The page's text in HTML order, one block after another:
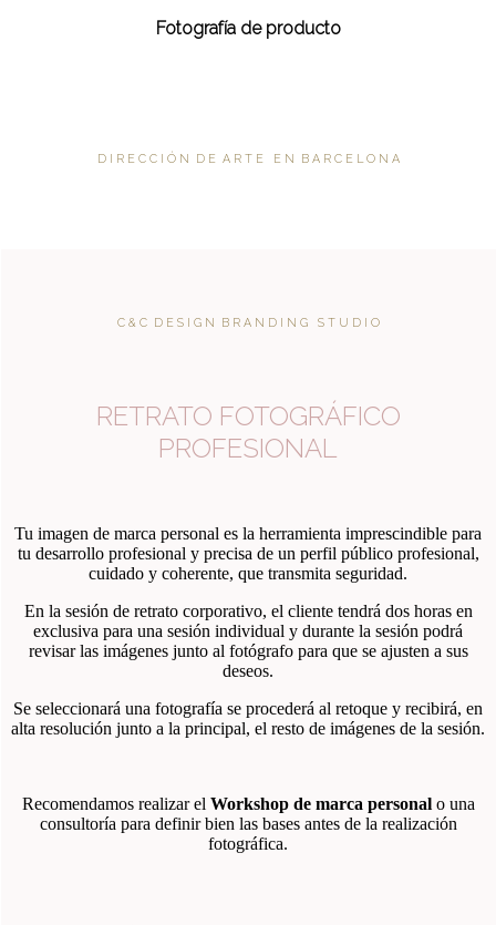
Fotografía de producto
D I R E C C I Ó N D E A R T E E N B A R C E L O N A
C & C D E S I G N B R A N D I N G S T U D I O
RETRATO FOTOGRÁFICO
PROFESIONAL
Tu imagen de marca personal es la herramienta imprescindible para
tu desarrollo profesional y precisa de un perfil público profesional,
cuidado y coherente, que transmita seguridad.
En la sesión de retrato corporativo, el cliente tendrá dos horas en
exclusiva para una sesión individual y durante la sesión podrá
revisar las imágenes junto al fotógrafo para que se ajusten a sus
deseos.
Se seleccionará una fotografía se procederá al retoque y recibirá, en
alta resolución junto a la principal, el resto de imágenes de la sesión.
Recomendamos realizar el Workshop de marca personalo una
consultoría para definir bien las bases antes de la realización
fotográfica.